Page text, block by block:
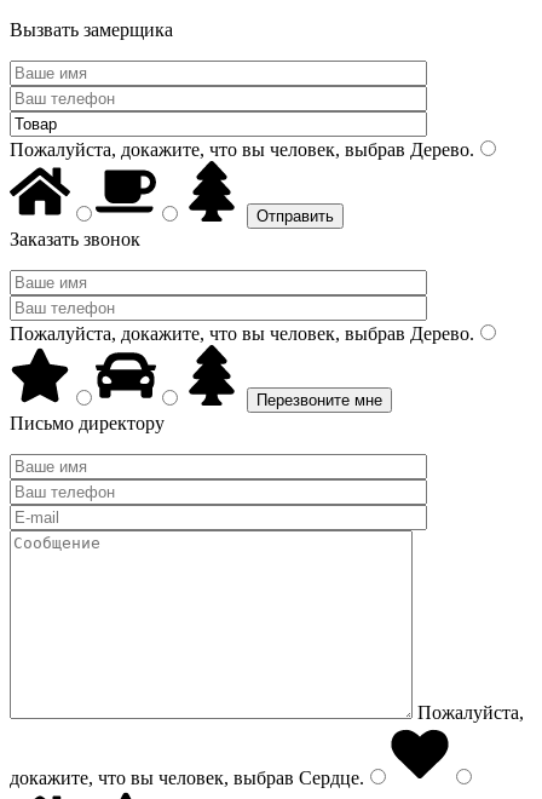
Вызвать замерщика
Пожалуйста, докажите, что вы человек, выбрав Дерево.
Заказать звонок
Пожалуйста, докажите, что вы человек, выбрав Дерево.
Письмо директору
Пожалуйста,
докажите, что вы человек, выбрав Сердце.